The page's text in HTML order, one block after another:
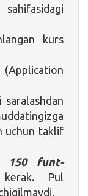
kurs
uchun taklif
150 funt-
Pul